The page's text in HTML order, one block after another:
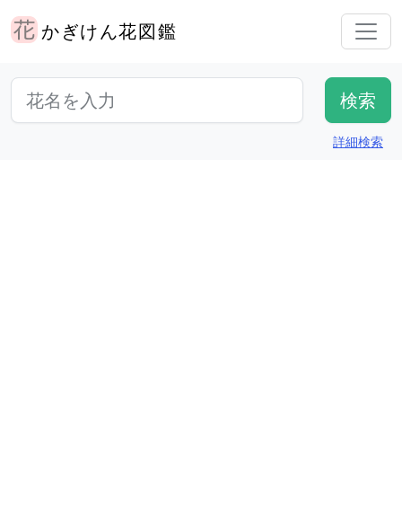
かぎけん花図鑑
詳細検索